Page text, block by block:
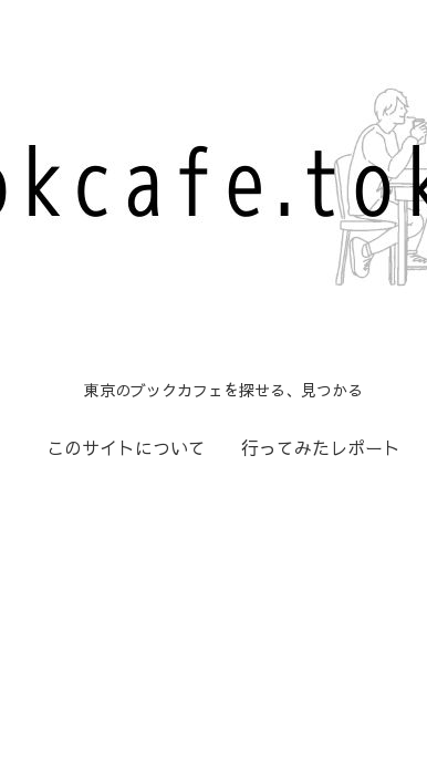
東京のブックカフェを探せる、見つかる
このサイトについて 行ってみたレポート